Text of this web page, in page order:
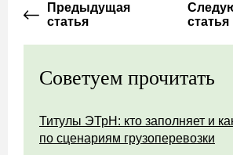
Предыдущая
статья
статья
Советуем прочитать
Титулы ЭТрН: кто заполняет и
по сценариям грузоперевозки